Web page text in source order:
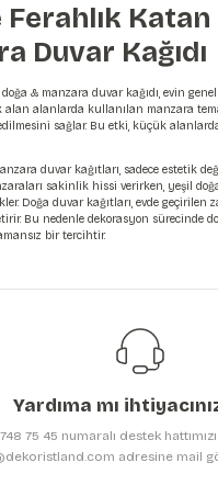
Ferahlık Katan
Duvar Kağıdı
& manzara duvar kağıdı, evin
alan alanlarda kullanılan manzara
sağlar. Bu etki, küçük
duvar kağıtları, sadece estetik
sakinlik hissi verirken, yeşil
Doğa duvar kağıtları, evde geçirilen
Bu nedenle dekorasyon sürecinde
bir tercihtir.
Yardıma mı
75 45 numaralı destek
adresine mail